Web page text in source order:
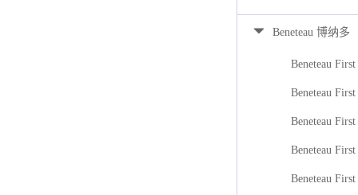
Beneteau 博纳多
Beneteau
Beneteau
Beneteau
Beneteau
Beneteau